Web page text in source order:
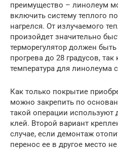
преимущество – линолеум
включить систему теплого
нагрелся. От излучаемого
произойдет значительно
терморегулятор должен
прогрева до 28 градусов,
температура для линолеума
Как только покрытие
можно закрепить по
такой операции используют
клей. Второй вариант
случае, если демонтаж
перенос ее в другое место